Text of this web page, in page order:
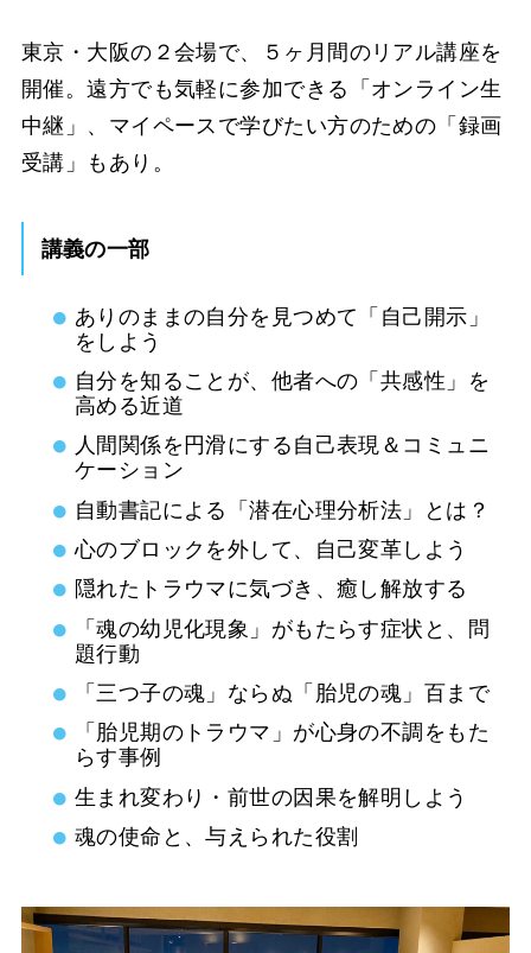
東京・大阪の２会場で、５ヶ月間のリアル講座を
開催。遠方でも気軽に参加できる「オンライン生
中継」、マイペースで学びたい方のための「録画
受講」もあり。
講義の一部
ありのままの自分を見つめて「自己開示」
をしよう
自分を知ることが、他者への「共感性」を
高める近道
人間関係を円滑にする自己表現＆コミュニ
ケーション
自動書記による「潜在心理分析法」とは？
心のブロックを外して、自己変革しよう
隠れたトラウマに気づき、癒し解放する
「魂の幼児化現象」がもたらす症状と、問
題行動
「三つ子の魂」ならぬ「胎児の魂」百まで
「胎児期のトラウマ」が心身の不調をもた
らす事例
生まれ変わり・前世の因果を解明しよう
魂の使命と、与えられた役割